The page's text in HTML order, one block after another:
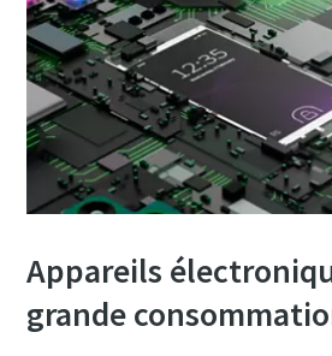
Appareils
grande